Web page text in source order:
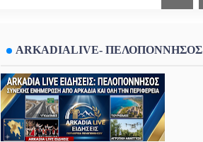
ARKADIALIVE- ΠΕΛΟΠΟΝΝΗΣΟΣ